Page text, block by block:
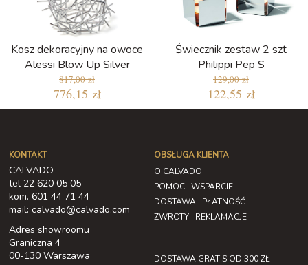
Kosz dekoracyjny na owoce
Alessi Blow Up Silver
817,00 zł
776,15 zł
Świecznik zestaw 2 szt
Philippi Pep S
129,00 zł
122,55 zł
KONTAKT
CALVADO
tel 22 620 05 05
kom. 601 44 71 44
mail: calvado@calvado.com
Adres showroomu
Graniczna 4
00-130 Warszawa
OBSŁUGA KLIENTA
O CALVADO
POMOC I WSPARCIE
DOSTAWA I PŁATNOŚĆ
ZWROTY I REKLAMACJE
DOSTAWA GRATIS OD 300 ZŁ